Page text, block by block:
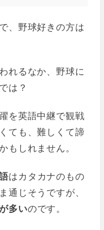
、野球好きの方は
れるなか、野球に
は？
を英語中継で観戦
ても、難しくて諦
もしれません。
はカタカナのもの
通じそうですが、
多いのです。